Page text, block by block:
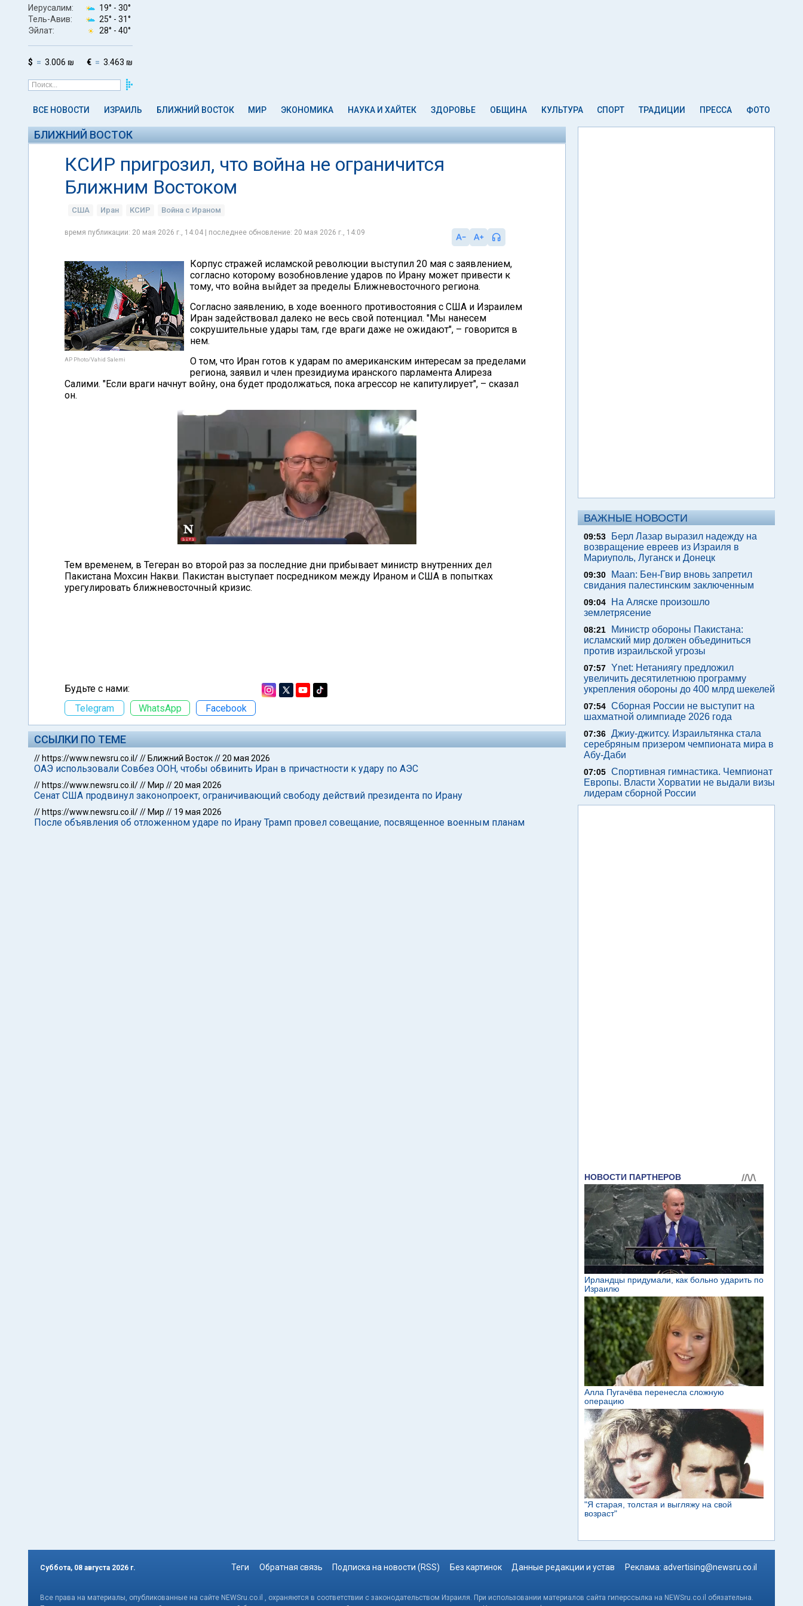
Иерусалим: 19° - 30°
Тель-Авив:
25° - 31°
Эйлат:
28° - 40°
$ 3.006 ₪ € 3.463 ₪
ВСЕ НОВОСТИ ИЗРАИЛЬ БЛИЖНИЙ ВОСТОК МИР ЭКОНОМИКА НАУКА И ХАЙТЕК ЗДОРОВЬЕ ОБЩИНА КУЛЬТУРА СПОРТ ТРАДИЦИИ ПРЕССА ФОТО
БЛИЖНИЙ ВОСТОК
КСИР пригрозил, что война не ограничится
Ближним Востоком
США Иран КСИР Война с Ираном
время публикации: 20 мая 2026 г., 14:04 | последнее обновление: 20 мая 2026 г., 14:09
AP Photo/Vahid Salemi
Корпус стражей исламской революции выступил 20 мая с заявлением,
согласно которому возобновление ударов по Ирану может привести к
тому, что война выйдет за пределы Ближневосточного региона.
Согласно заявлению, в ходе военного противостояния с США и Израилем
Иран задействовал далеко не весь свой потенциал. "Мы нанесем
сокрушительные удары там, где враги даже не ожидают", – говорится в
нем.
О том, что Иран готов к ударам по американским интересам за пределами
региона, заявил и член президиума иранского парламента Алиреза
Салими. "Если враги начнут войну, она будет продолжаться, пока агрессор не капитулирует", – сказал
он.
Тем временем, в Тегеран во второй раз за последние дни прибывает министр внутренних дел
Пакистана Мохсин Накви. Пакистан выступает посредником между Ираном и США в попытках
урегулировать ближневосточный кризис.
Будьте с нами:
Telegram
WhatsApp Facebook
ССЫЛКИ ПО ТЕМЕ
// https://www.newsru.co.il/// Ближний Восток//20 мая 2026
ОАЭ использовали Совбез ООН, чтобы обвинить Иран в причастности к удару по АЭС
// https://www.newsru.co.il/// Мир //20 мая 2026
Сенат США продвинул законопроект, ограничивающий свободу действий президента по Ирану
// https://www.newsru.co.il/// Мир // 19 мая 2026
После объявления об отложенном ударе по Ирану Трамп провел совещание, посвященное военным планам
ВАЖНЫЕ НОВОСТИ
09:53
Берл Лазар выразил надежду на
возвращение евреев из Израиля в
Мариуполь, Луганск и Донецк
09:30
Maan: Бен-Гвир вновь запретил
свидания палестинским заключенным
09:04
На Аляске произошло
землетрясение
08:21
Министр обороны Пакистана:
исламский мир должен объединиться
против израильской угрозы
07:57 Ynet: Нетаниягу предложил
увеличить десятилетнюю программу
укрепления обороны до 400 млрд шекелей
07:54 Сборная России не выступит на
шахматной олимпиаде 2026 года
07:36 Джиу-джитсу. Израильтянка стала
серебряным призером чемпионата мира в
Абу-Даби
07:05 Спортивная гимнастика. Чемпионат
Европы. Власти Хорватии не выдали визы
лидерам сборной России
Суббота, 08 августа 2026 г. Теги Обратная связь Подписка на новости (RSS) Без картинок Данные редакции и устав Реклама: advertising@newsru.co.il
Все права на материалы, опубликованные на сайте NEWSru.co.il , охраняются в соответствии с законодательством Израиля. При использовании материалов сайта гиперссылка на NEWSru.co.il обязательна.